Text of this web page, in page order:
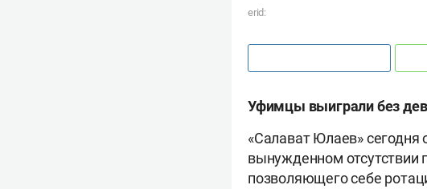
erid:
Уфимцы выиграли без
«Салават Юлаев»
вынужденном отсутствии
позволяющего себе